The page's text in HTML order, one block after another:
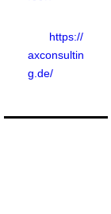
https://
axconsultin
g.de/